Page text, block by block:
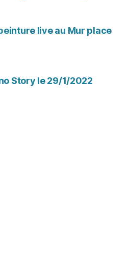
live au Mur place
Story le 29/1/2022